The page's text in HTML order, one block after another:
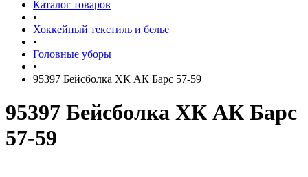
Каталог товаров
•
Хоккейный текстиль и белье
•
Головные уборы
•
95397 Бейсболка ХК АК Барс 57-59
95397 Бейсболка ХК АК Барс
57-59